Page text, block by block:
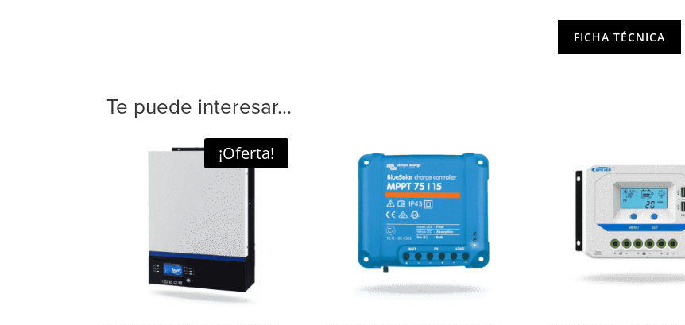
FICHA TÉCNICA
Te puede interesar...
¡Oferta!